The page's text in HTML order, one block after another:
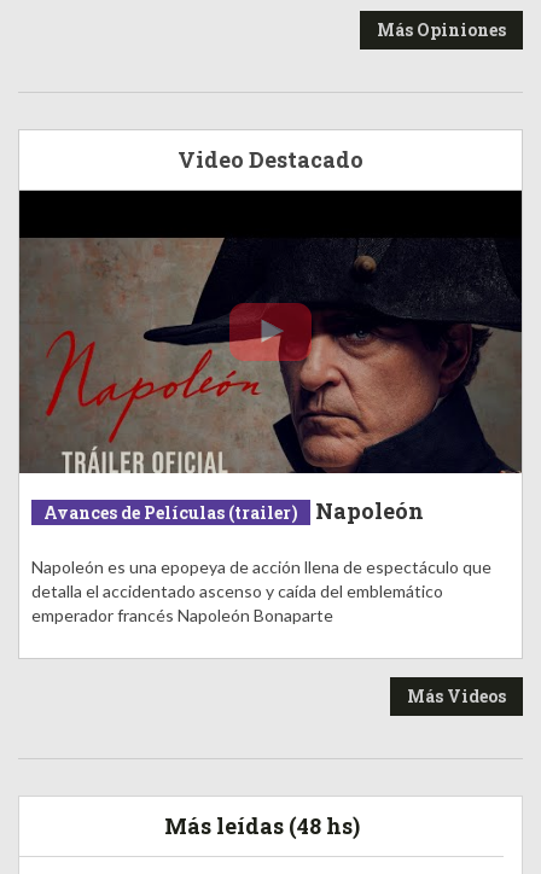
Más Opiniones
Video Destacado
Avances de Películas (trailer) Napoleón
Napoleón es una epopeya de acción llena de espectáculo que
detalla el accidentado ascenso y caída del emblemático
emperador francés Napoleón Bonaparte
Más Videos
Más leídas (48 hs)